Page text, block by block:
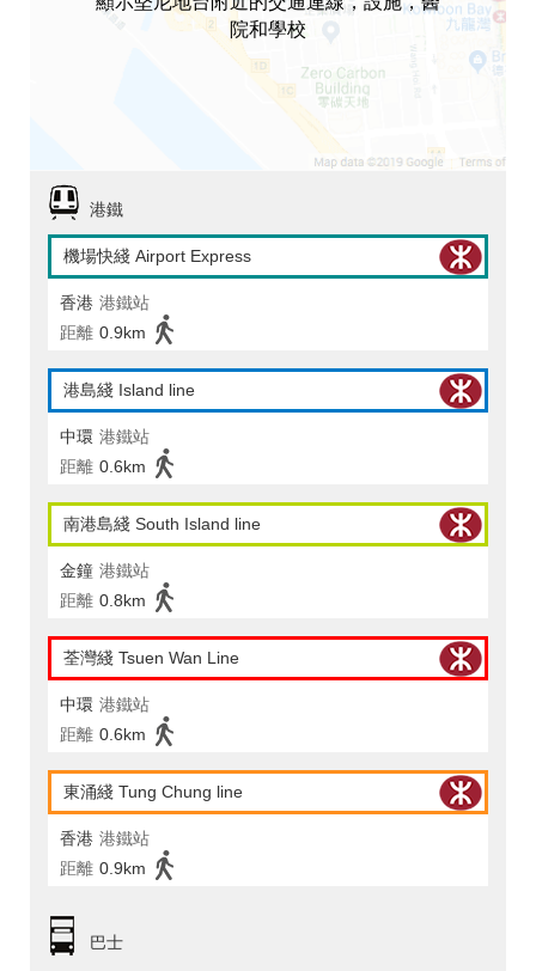
院和學校
港鐵
機場快綫 Airport Express
香港 港鐵站
距離 0.9km
港島綫 Island line
中環 港鐵站
距離 0.6km
南港島綫 South Island line
金鐘 港鐵站
距離 0.8km
荃灣綫 Tsuen Wan Line
中環 港鐵站
距離 0.6km
東涌綫 Tung Chung line
香港 港鐵站
距離 0.9km
巴士